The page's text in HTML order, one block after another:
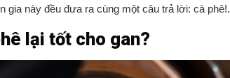
gia này đều đưa ra cùng một câu trả lời: cà phê!.
lại tốt cho gan?